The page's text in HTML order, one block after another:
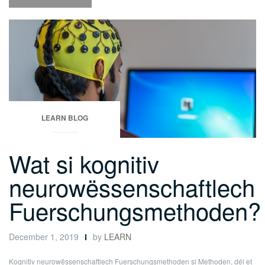
ass
Dyscalculie?”
LEARN BLOG
Wat si kognitiv
neurowëssenschaftlech
Fuerschungsmethoden?
December 1, 2019 by LEARN
Kognitiv neurowëssenschaftlech Fuerschungsmethoden si Methoden, déi et